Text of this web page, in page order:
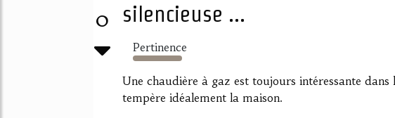
0
silencieuse ...
Pertinence
3557%
Une chaudière à gaz est toujours intéressante dans
tempère idéalement la maison.